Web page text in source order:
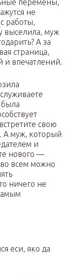
перемены,
не
работы,
выселила, муж
А за
страница,
и впечатлений.
была
свою
А муж, который
и
нового —
всем можно
ничего не
еси, яко да